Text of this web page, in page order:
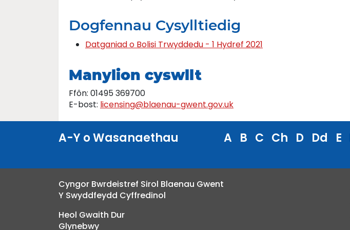
Dogfennau Cysylltiedig
Datganiad o Bolisi Trwyddedu - 1 Hydref 2021
Manylion cyswllt
Ffôn: 01495 369700
E-bost: licensing@blaenau-gwent.gov.uk
A-Y o Wasanaethau A B C Ch D Dd E
Cyngor Bwrdeistref Sirol Blaenau Gwent
Y Swyddfeydd Cyffredinol
Heol Gwaith Dur
Glynebwy